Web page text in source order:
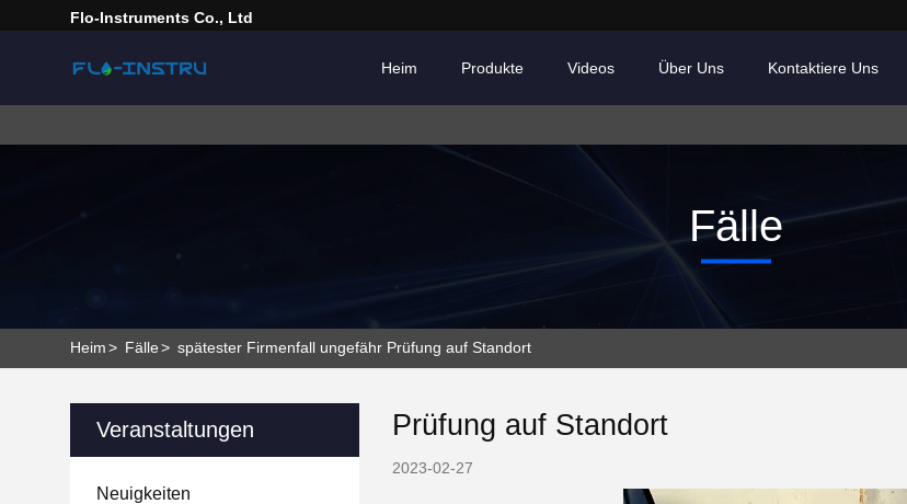
Flo-Instruments Co., Ltd
Heim Produkte Videos Über Uns Kontaktiere Uns
Fälle
Heim> Fälle> spätester Firmenfall ungefähr Prüfung auf Standort
Veranstaltungen
Neuigkeiten
Prüfung auf Standort
2023-02-27